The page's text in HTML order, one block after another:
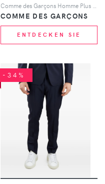
COMME DES GARÇONS
ENTDECKEN SIE
-34%